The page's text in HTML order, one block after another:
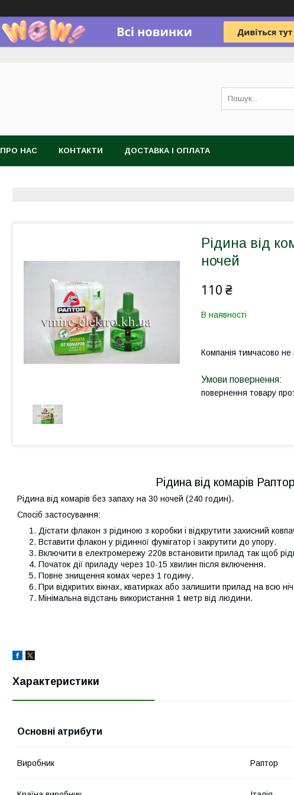
ПРО НАС КОНТАКТИ ДОСТАВКА І ОПЛАТА
Рідина від
ночей
110 ₴
В наявності
Компанія тимчасово
повернення товару
Рідина від комарів
Рідина від комарів без запаху на 30 ночей (240 годин).
Спосіб застосування:
Дістати флакон з рідиною з коробки і відкрутити захисний
Вставити флакон у рідинної фумігатор і закрутити до упору.
Включити в електромережу 220в встановити прилад так щоб
Початок дії приладу через 10-15 хвилин після включення.
Повне знищення комах через 1 годину.
При відкритих вікнах, кватирках або залишити прилад на всю
Мінімальна відстань використання 1 метр від людини.
Характеристики
Основні атрибути
Виробник Раптор